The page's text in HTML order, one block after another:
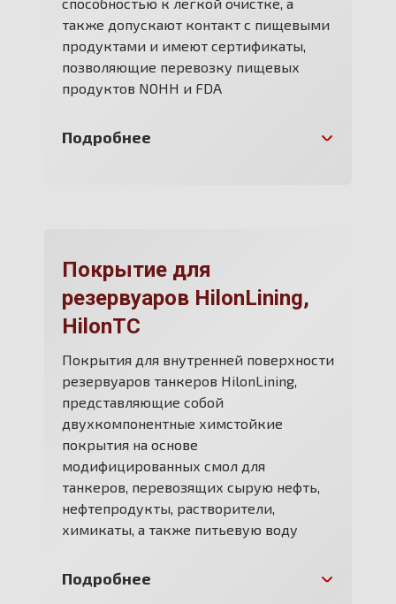
также допускают контакт с пищевыми
продуктами и имеют сертификаты,
позволяющие перевозку пищевых
продуктов NOHH и FDA
Подробнее
Покрытие для
резервуаров HilonLining,
HilonTC
Покрытия для внутренней поверхности
резервуаров танкеров HilonLining,
представляющие собой
двухкомпонентные химстойкие
покрытия на основе
модифицированных смол для
танкеров, перевозящих сырую нефть,
нефтепродукты, растворители,
химикаты, а также питьевую воду
Подробнее